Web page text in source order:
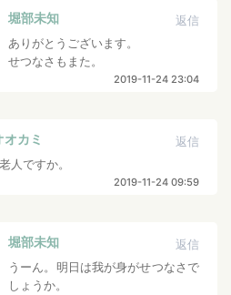
堀部未知
返信
ありがとうございます。
せつなさもまた。
2019-11-24 23:04
カミ
返信
人ですか。
2019-11-24 09:59
堀部未知
返信
うーん。明日は我が身がせつなさで
しょうか。